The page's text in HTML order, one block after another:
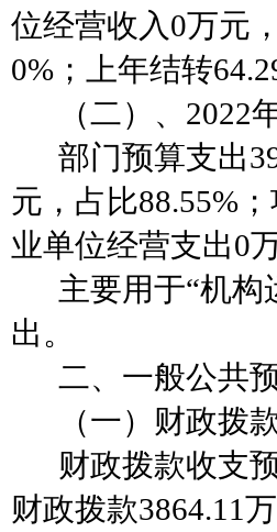
位经营收入0万元
0%；上年结转
（二）、 2022
部门预算支出
元，占比88.55%
业单位经营支出0
主要用于“机构
出。
二、一般公共
（一）财政拨
财政拨款收支
财政拨款3864.11